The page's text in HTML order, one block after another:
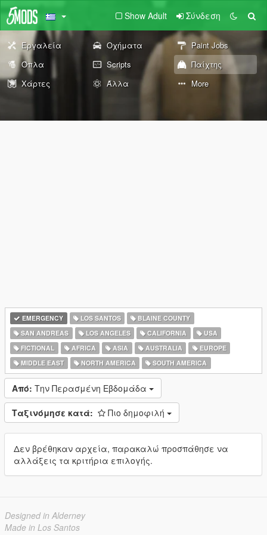
Show Adult Σύνδεση
Εργαλεία Οχήματα
Paint Jobs
Όπλα
Scripts
Παίχτης
Χάρτες
Άλλα More
EMERGENCY LOS SANTOS
BLAINE COUNTY
SAN ANDREAS
LOS ANGELES CALIFORNIA
USA
FICTIONAL
AFRICA ASIA AUSTRALIA
EUROPE
MIDDLE EAST
NORTH AMERICA SOUTH AMERICA
Από: Την Περασμένη Εβδομάδα
Ταξινόμησε κατά: Πιο δημοφιλή
Δεν βρέθηκαν αρχεία, παρακαλώ προσπάθησε να
αλλάξεις τα κριτήρια επιλογής.
Designed in Alderney
Made in Los Santos